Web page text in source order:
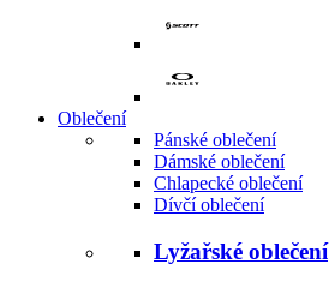
Oblečení
Pánské oblečení
Dámské oblečení
Chlapecké oblečení
Dívčí oblečení
Lyžařské oblečení